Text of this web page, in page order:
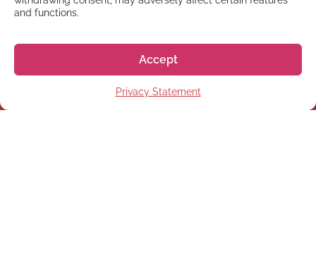
and functions.
Accept
Privacy Statement